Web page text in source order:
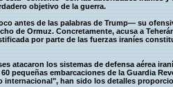
objetivo de la guerra.
antes de las palabras de Trump— su
de Ormuz. Concretamente, acusa a
por parte de las fuerzas iraníes
atacaron los sistemas de defensa aérea
pequeñas embarcaciones de la Guardia
internacional", han sido los detalles